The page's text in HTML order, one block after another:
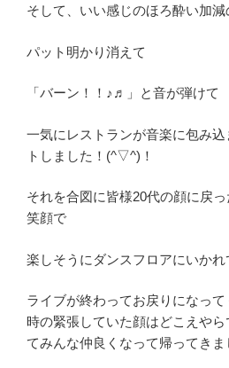
そして、いい感じのほろ酔い加減
パット明かり消えて
「バーン！！♪♬」と音が弾けて
一気にレストランが音楽に包み
トしました！(^▽^)！
それを合図に皆様20代の顔に戻
笑顔で
楽しそうにダンスフロアにいかれ
ライブが終わってお戻りになっ
時の緊張していた顔はどこえや
てみんな仲良くなって帰ってきま